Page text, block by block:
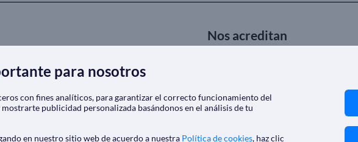
Nos acreditan
para nosotros
con fines analíticos, para garantizar el correcto funcionamiento del
publicidad personalizada basándonos en el análisis de tu
en nuestro sitio web de acuerdo a nuestra Política de cookies, haz clic